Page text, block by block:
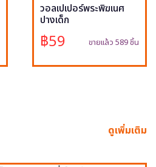
วอลเปเปอร์พระพิฆเนศ
ปางเด็ก
฿59 ขายแล้ว 589 ชิ้น
ดูเพิ่มเติม